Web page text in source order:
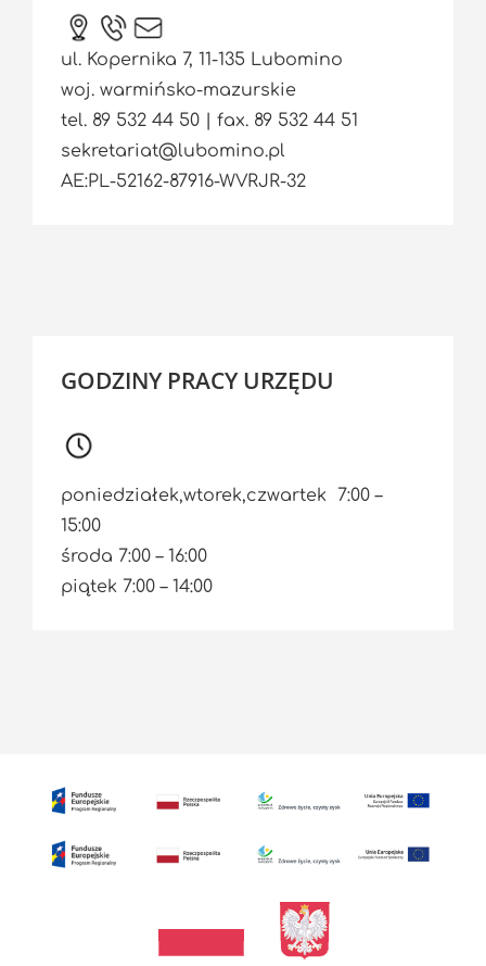
ul. Kopernika 7, 11-135 Lubomino
woj. warmińsko-mazurskie
tel. 89 532 44 50 | fax. 89 532 44 51
sekretariat@lubomino.pl
AE:PL-52162-87916-WVRJR-32
GODZINY PRACY URZĘDU
poniedziałek,wtorek,czwartek 7:00 –
15:00
środa 7:00 – 16:00
piątek 7:00 – 14:00